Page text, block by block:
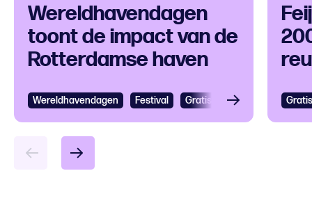
Wereldhavendagen
toont de impact van de
Rotterdamse haven
Wereldhavendagen Festival Gratis Festival
Bekijken